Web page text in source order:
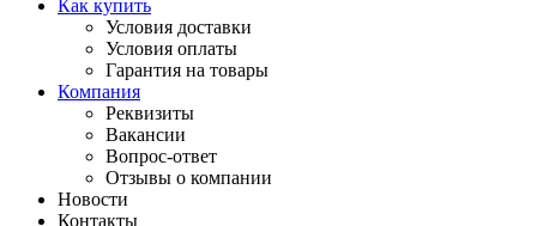
Как купить
Условия доставки
Условия оплаты
Гарантия на товары
Компания
Реквизиты
Вакансии
Вопрос-ответ
Отзывы о компании
Новости
Контакты